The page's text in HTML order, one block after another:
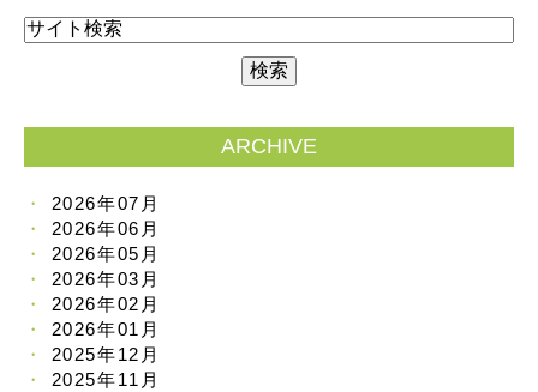
ARCHIVE
2026年07月
2026年06月
2026年05月
2026年03月
2026年02月
2026年01月
2025年12月
2025年11月